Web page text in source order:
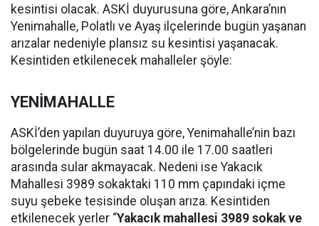
kesintisi olacak. ASKİ duyurusuna göre, Ankara’nın
Yenimahalle, Polatlı ve Ayaş ilçelerinde bugün yaşanan
arızalar nedeniyle plansız su kesintisi yaşanacak.
Kesintiden etkilenecek mahalleler şöyle:
YENİMAHALLE
ASKİ’den yapılan duyuruya göre, Yenimahalle’nin bazı
bölgelerinde bugün saat 14.00 ile 17.00 saatleri
arasında sular akmayacak. Nedeni ise Yakacık
Mahallesi 3989 sokaktaki 110 mm çapındaki içme
suyu şebeke tesisinde oluşan arıza. Kesintiden
etkilenecek yerler “Yakacık mahallesi 3989 sokak ve